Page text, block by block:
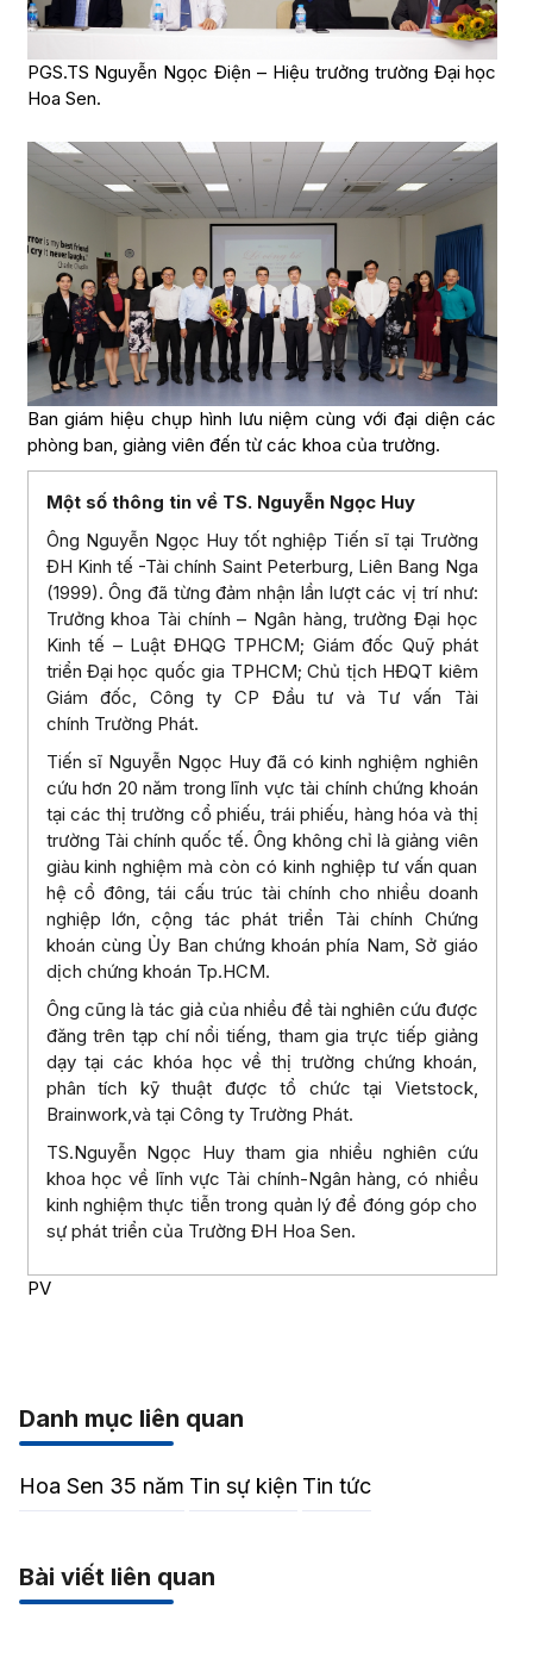
PGS.TS Nguyễn Ngọc Điện – Hiệu trưởng trường Đại học
Hoa Sen.
Ban giám hiệu chụp hình lưu niệm cùng với đại diện các
phòng ban, giảng viên đến từ các khoa của trường.
Một số thông tin về TS. Nguyễn Ngọc Huy
Ông Nguyễn Ngọc Huy tốt nghiệp Tiến sĩ tại Trường
ĐH Kinh tế -Tài chính Saint Peterburg, Liên Bang Nga
(1999). Ông đã từng đảm nhận lần lượt các vị trí như:
Trưởng khoa Tài chính – Ngân hàng, trường Đại học
Kinh tế – Luật ĐHQG TPHCM; Giám đốc Quỹ phát
triển Đại học quốc gia TPHCM; Chủ tịch HĐQT kiêm
Giám đốc, Công ty CP Đầu tư và Tư vấn Tài
chính Trường Phát.
Tiến sĩ Nguyễn Ngọc Huy đã có kinh nghiệm nghiên
cứu hơn 20 năm trong lĩnh vực tài chính chứng khoán
tại các thị trường cổ phiếu, trái phiếu, hàng hóa và thị
trường Tài chính quốc tế. Ông không chỉ là giảng viên
giàu kinh nghiệm mà còn có kinh nghiệp tư vấn quan
hệ cổ đông, tái cấu trúc tài chính cho nhiều doanh
nghiệp lớn, cộng tác phát triển Tài chính Chứng
khoán cùng Ủy Ban chứng khoán phía Nam, Sở giáo
dịch chứng khoán Tp.HCM.
Ông cũng là tác giả của nhiều đề tài nghiên cứu được
đăng trên tạp chí nổi tiếng, tham gia trực tiếp giảng
dạy tại các khóa học về thị trường chứng khoán,
phân tích kỹ thuật được tổ chức tại Vietstock,
Brainwork,và tại Công ty Trường Phát.
TS.Nguyễn Ngọc Huy tham gia nhiều nghiên cứu
khoa học về lĩnh vực Tài chính-Ngân hàng, có nhiều
kinh nghiệm thực tiễn trong quản lý để đóng góp cho
sự phát triển của Trường ĐH Hoa Sen.
PV
Danh mục liên quan
Hoa Sen 35 năm Tin sự kiện Tin tức
Bài viết liên quan